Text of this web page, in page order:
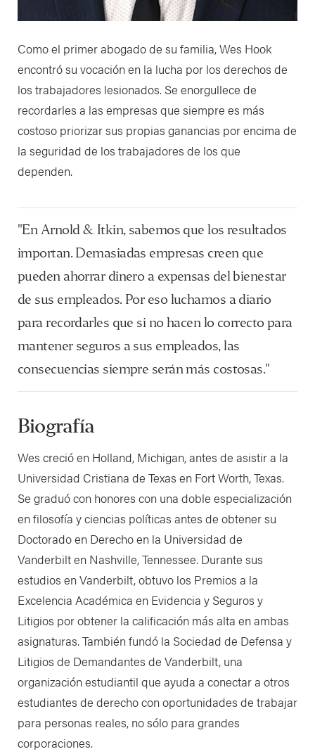
Como el primer abogado de su familia, Wes Hook
encontró su vocación en la lucha por los derechos de
los trabajadores lesionados. Se enorgullece de
recordarles a las empresas que siempre es más
costoso priorizar sus propias ganancias por encima de
la seguridad de los trabajadores de los que
dependen.
"En Arnold & Itkin, sabemos que los resultados
importan. Demasiadas empresas creen que
pueden ahorrar dinero a expensas del bienestar
de sus empleados. Por eso luchamos a diario
para recordarles que si no hacen lo correcto para
mantener seguros a sus empleados, las
consecuencias siempre serán más costosas."
Biografía
Wes creció en Holland, Michigan, antes de asistir a la
Universidad Cristiana de Texas en Fort Worth, Texas.
Se graduó con honores con una doble especialización
en filosofía y ciencias políticas antes de obtener su
Doctorado en Derecho en la Universidad de
Vanderbilt en Nashville, Tennessee. Durante sus
estudios en Vanderbilt, obtuvo los Premios a la
Excelencia Académica en Evidencia y Seguros y
Litigios por obtener la calificación más alta en ambas
asignaturas. También fundó la Sociedad de Defensa y
Litigios de Demandantes de Vanderbilt, una
organización estudiantil que ayuda a conectar a otros
estudiantes de derecho con oportunidades de trabajar
para personas reales, no sólo para grandes
corporaciones.